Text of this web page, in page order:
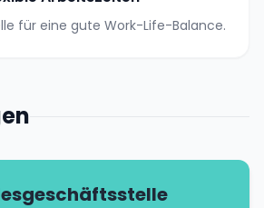
für eine gute Work-Life-Balance.